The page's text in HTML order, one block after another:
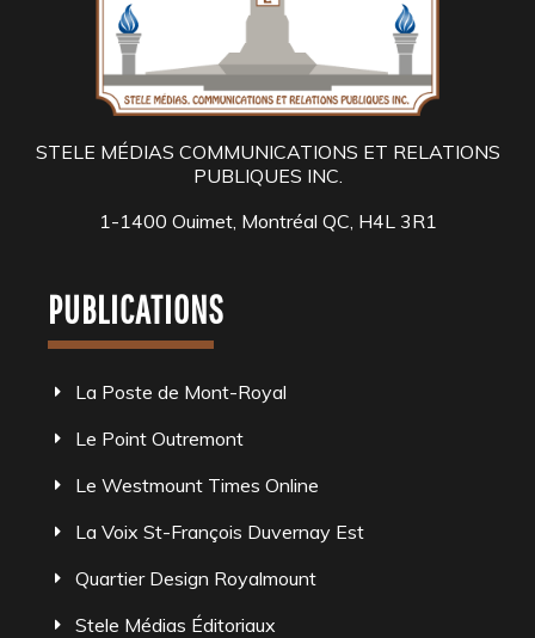
STELE MÉDIAS COMMUNICATIONS ET RELATIONS
PUBLIQUES INC.
1-1400 Ouimet, Montréal QC, H4L 3R1
PUBLICATIONS
La Poste de Mont-Royal
Le Point Outremont
Le Westmount Times Online
La Voix St-François Duvernay Est
Quartier Design Royalmount
Stele Médias Éditoriaux